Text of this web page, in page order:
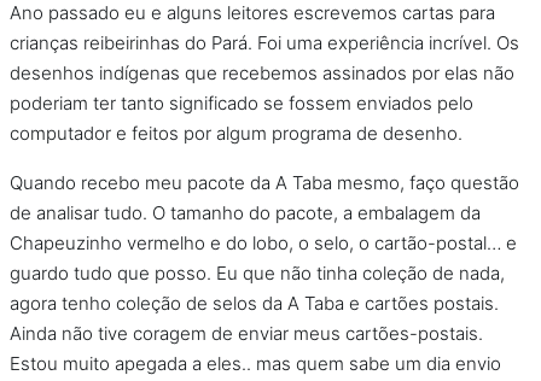
Ano passado eu e alguns leitores escrevemos cartas para
crianças reibeirinhas do Pará. Foi uma experiência incrível. Os
desenhos indígenas que recebemos assinados por elas não
poderiam ter tanto significado se fossem enviados pelo
computador e feitos por algum programa de desenho.
Quando recebo meu pacote da A Taba mesmo, faço questão
de analisar tudo. O tamanho do pacote, a embalagem da
Chapeuzinho vermelho e do lobo, o selo, o cartão-postal… e
guardo tudo que posso. Eu que não tinha coleção de nada,
agora tenho coleção de selos da A Taba e cartões postais.
Ainda não tive coragem de enviar meus cartões-postais.
Estou muito apegada a eles.. mas quem sabe um dia envio